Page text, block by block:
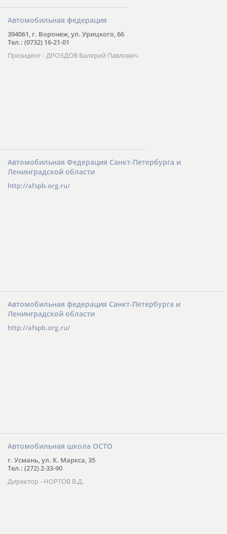
Автомобильная федерация
394061, г. Воронеж, ул. Урицкого, 66
Тел.: (0732) 16-21-01
Президент - ДРОЗДОВ Валерий Павлович
Автомобильная Федерация Санкт-Петербурга и
Ленинградской области
http://afspb.org.ru/
Автомобильная федерация Санкт-Петербурга и
Ленинградской области
http://afspb.org.ru/
Автомобильная школа ОСТО
г. Усмань, ул. К. Маркса, 35
Тел.: (272) 2-33-90
Директор - НОРТОВ В.Д.